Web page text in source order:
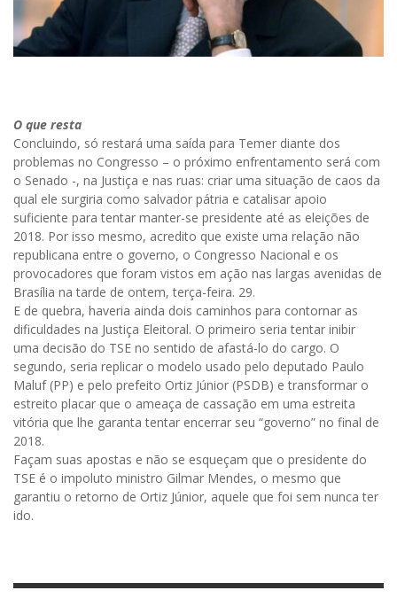
O que resta
Concluindo, só restará uma saída para Temer diante dos
problemas no Congresso – o próximo enfrentamento será com
o Senado -, na Justiça e nas ruas: criar uma situação de caos da
qual ele surgiria como salvador pátria e catalisar apoio
suficiente para tentar manter-se presidente até as eleições de
2018. Por isso mesmo, acredito que existe uma relação não
republicana entre o governo, o Congresso Nacional e os
provocadores que foram vistos em ação nas largas avenidas de
Brasília na tarde de ontem, terça-feira. 29.
E de quebra, haveria ainda dois caminhos para contornar as
dificuldades na Justiça Eleitoral. O primeiro seria tentar inibir
uma decisão do TSE no sentido de afastá-lo do cargo. O
segundo, seria replicar o modelo usado pelo deputado Paulo
Maluf (PP) e pelo prefeito Ortiz Júnior (PSDB) e transformar o
estreito placar que o ameaça de cassação em uma estreita
vitória que lhe garanta tentar encerrar seu “governo” no final de
2018.
Façam suas apostas e não se esqueçam que o presidente do
TSE é o impoluto ministro Gilmar Mendes, o mesmo que
garantiu o retorno de Ortiz Júnior, aquele que foi sem nunca ter
ido.